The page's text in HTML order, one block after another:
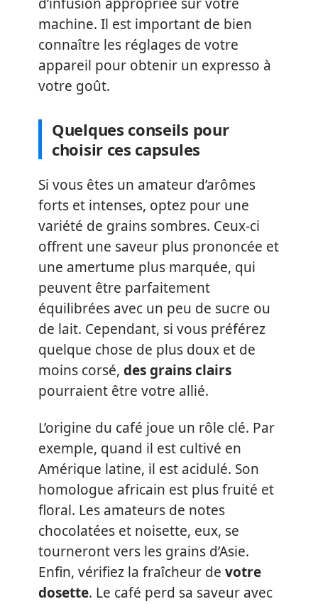
machine. Il est important de bien
connaître les réglages de votre
appareil pour obtenir un expresso à
votre goût.
Quelques conseils pour
choisir ces capsules
Si vous êtes un amateur d’arômes
forts et intenses, optez pour une
variété de grains sombres. Ceux-ci
offrent une saveur plus prononcée et
une amertume plus marquée, qui
peuvent être parfaitement
équilibrées avec un peu de sucre ou
de lait. Cependant, si vous préférez
quelque chose de plus doux et de
moins corsé, des grains clairs
pourraient être votre allié.
L’origine du café joue un rôle clé. Par
exemple, quand il est cultivé en
Amérique latine, il est acidulé. Son
homologue africain est plus fruité et
floral. Les amateurs de notes
chocolatées et noisette, eux, se
tourneront vers les grains d’Asie.
Enfin, vérifiez la fraîcheur de votre
dosette. Le café perd sa saveur avec